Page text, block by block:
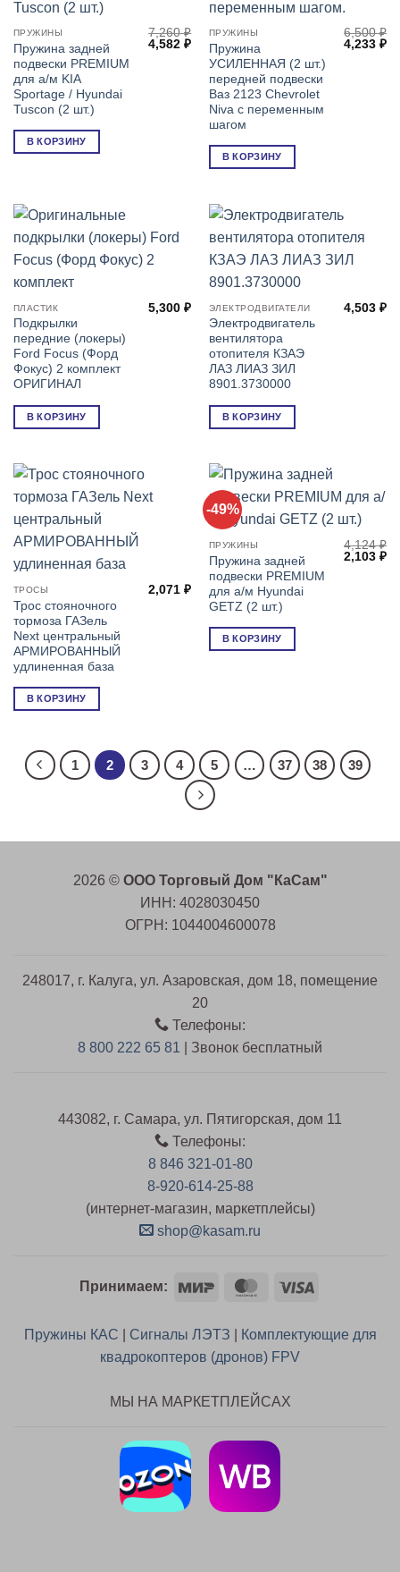
ПРУЖИНЫ
Пружина задней
подвески PREMIUM
для а/м KIA
Sportage / Hyundai
Tuscon (2 шт.)
7,260₽
Первоначальная
составляла
4,582₽Текущая
цена:
4,582 ₽.
В КОРЗИНУ
ПРУЖИНЫ
Пружина
УСИЛЕННАЯ (2 шт.)
передней подвески
Ваз 2123 Chevrolet
Niva с переменным
шагом
6,500₽
4,233₽
В КОРЗИНУ
ПЛАСТИК
Подкрылки
передние (локеры)
Ford Focus (Форд
Фокус) 2 комплект
ОРИГИНАЛ
5,300₽
В КОРЗИНУ
ЭЛЕКТРОДВИГАТЕЛИ
Электродвигатель
вентилятора
отопителя КЗАЭ
ЛАЗ ЛИАЗ ЗИЛ
8901.3730000
4,503₽
В КОРЗИНУ
ТРОСЫ
Трос стояночного
тормоза ГАЗель
Next центральный
АРМИРОВАННЫЙ
удлиненная база
2,071₽
В КОРЗИНУ
-49%
ПРУЖИНЫ
Пружина задней
подвески PREMIUM
для а/м Hyundai
GETZ (2 шт.)
4,124₽
2,103₽
В КОРЗИНУ
1 2 3 4 5 … 37 38 39
2026 © ООО Торговый Дом "КаСам"
ИНН: 4028030450
ОГРН: 1044004600078
248017, г. Калуга, ул. Азаровская, дом 18, помещение
20
Телефоны:
8 800 222 65 81 | Звонок бесплатный
443082, г. Самара, ул. Пятигорская, дом 11
Телефоны:
8 846 321-01-80
8-920-614-25-88
(интернет-магазин, маркетплейсы)
shop@kasam.ru
Принимаем: Mir MasterCard
Visa
Пружины КАС Сигналы ЛЭТЗ
Комплектующие для
квадрокоптеров (дронов) FPV
МЫ НА МАРКЕТПЛЕЙСАХ